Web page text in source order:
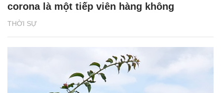
THỜI SỰ
corona là một tiếp viên hàng không